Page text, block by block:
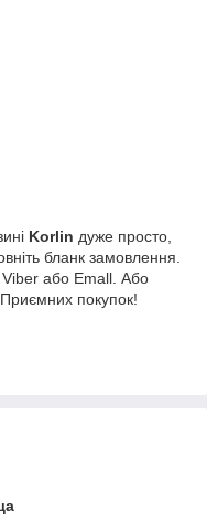
Korlin дуже просто,
бланк замовлення.
або Emall. Або
покупок!